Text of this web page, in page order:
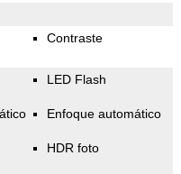
Contraste
LED Flash
Enfoque automático
HDR foto